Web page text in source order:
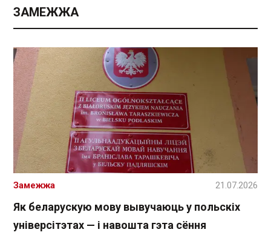
ЗАМЕЖЖА
Як беларускую мову вывучаюць у польскіх
універсітэтах — і навошта гэта сёння
Замежжа 21.07.2026